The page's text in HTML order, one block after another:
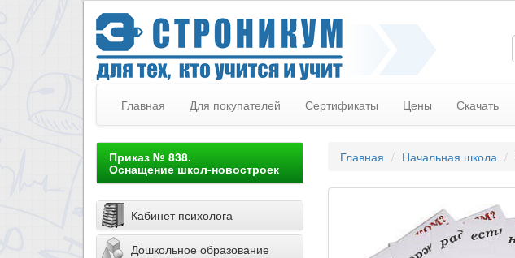
Главная Для покупателей Сертификаты Цены Скачать
Приказ № 838.
Оснащение школ-новостроек
Кабинет психолога
Дошкольное образование
Главная Начальная школа